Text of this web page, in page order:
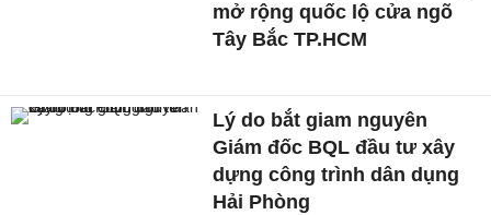
mở rộng quốc lộ cửa ngõ
Tây Bắc TP.HCM
Lý do bắt giam nguyên
Giám đốc BQL đầu tư xây
dựng công trình dân dụng
Hải Phòng